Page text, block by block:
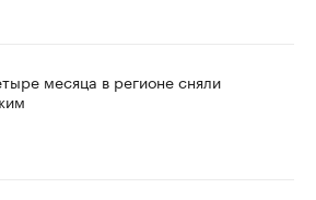
месяца в регионе сняли